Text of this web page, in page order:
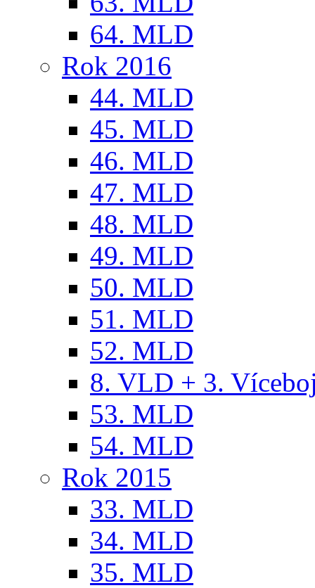
64. MLD
Rok 2016
44. MLD
45. MLD
46. MLD
47. MLD
48. MLD
49. MLD
50. MLD
51. MLD
52. MLD
8. VLD + 3.
53. MLD
54. MLD
Rok 2015
33. MLD
34. MLD
35. MLD